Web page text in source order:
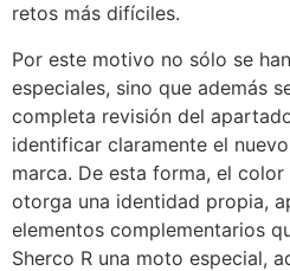
retos más difíciles.
Por este motivo no sólo se
especiales, sino que además
completa revisión del
identificar claramente el
marca. De esta forma, el
otorga una identidad propia,
elementos complementarios
Sherco R una moto especial,